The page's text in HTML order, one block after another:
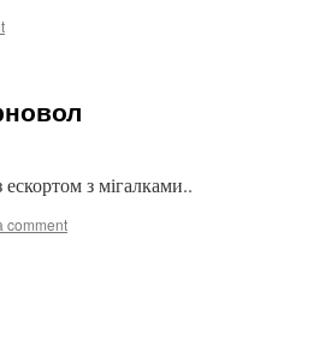
з мігалками..
comment